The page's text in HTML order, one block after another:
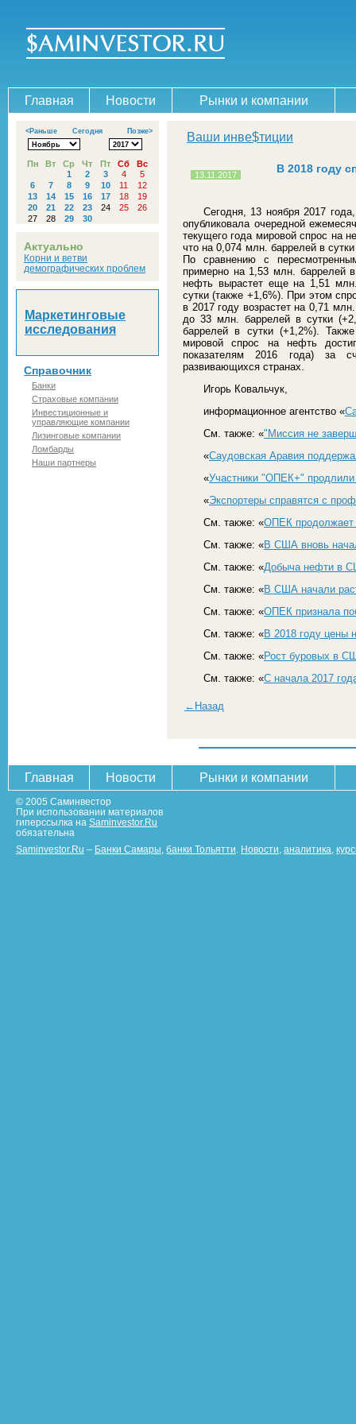
Главная Новости Рынки и компании
<Раньше Сегодня Позже>
Пн Вт Ср Чт Пт Сб
Вс
1
2 3 4
5
6
7 8 9 10 11
12
13
14 15 16 17 18
19
20
21 22 23 24 25
26
27
28 29 30
Актуально
Корни и ветви
демографических проблем
Маркетинговые
исследования
Справочник
Банки
Страховые компании
Инвестиционные и
управляющие компании
Лизинговые компании
Ломбарды
Наши партнеры
Ваши инве$тиции
13.11.2017 В 2018 году
Сегодня, 13 ноября 2017
опубликовала очередной
текущего года мировой спрос на
что на 0,074 млн. баррелей в
По сравнению с
примерно на 1,53 млн. баррелей
нефть вырастет еще на 1,51
сутки (также +1,6%). При этом
в 2017 году возрастет на 0,71
до 33 млн. баррелей в сутки
баррелей в сутки (+1,2%).
мировой спрос на нефть
показателям 2016 года) за
развивающихся странах.
Игорь Ковальчук,
информационное агентство «
См. также: «"Миссия не
«Саудовская Аравия
«Участники "ОПЕК+"
«Экспортеры справятся с
См. также: «ОПЕК продолжает
См. также: «В США вновь
См. также: «Добыча нефти в
См. также: «В США начали
См. также: «ОПЕК признала
См. также: «В 2018 году цены
См. также: «Рост буровых в
См. также: «С начала 2017
←Назад
Главная Новости Рынки и компании
© 2005 Саминвестор
При использовании материалов
гиперссылка на Saminvestor.Ru
обязательна
Saminvestor.Ru – Банки Самары банки Тольятти Новости аналитика